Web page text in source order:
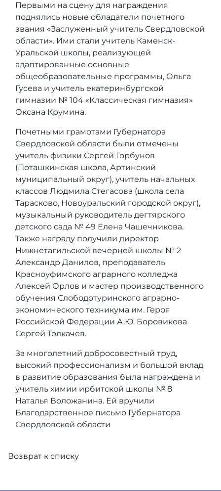
Первыми на сцену для награждения
поднялись новые обладатели почетного
звания «Заслуженный учитель Свердловской
области». Ими стали учитель Каменск-
Уральской школы, реализующей
адаптированные основные
общеобразовательные программы, Ольга
Гусева и учитель екатеринбургской
гимназии № 104 «Классическая гимназия»
Оксана Крумина.
Почетными грамотами Губернатора
Свердловской области были отмечены
учитель физики Сергей Горбунов
(Поташкинская школа, Артинский
муниципальный округ), учитель начальных
классов Людмила Стегасова (школа села
Тарасково, Новоуральский городской округ),
музыкальный руководитель дегтярского
детского сада № 49 Елена Чашечникова.
Также награду получили директор
Нижнетагильской вечерней школы № 2
Александр Данилов, преподаватель
Красноуфимского аграрного колледжа
Алексей Орлов и мастер производственного
обучения Слободотуринского аграрно-
экономического техникума им. Героя
Российской Федерации А.Ю. Боровикова
Сергей Толкачев.
За многолетний добросовестный труд,
высокий профессионализм и большой вклад
в развитие образования была награждена и
учитель химии ирбитской школы № 8
Наталья Воложанина. Ей вручили
Благодарственное письмо Губернатора
Свердловской области
Возврат к списку